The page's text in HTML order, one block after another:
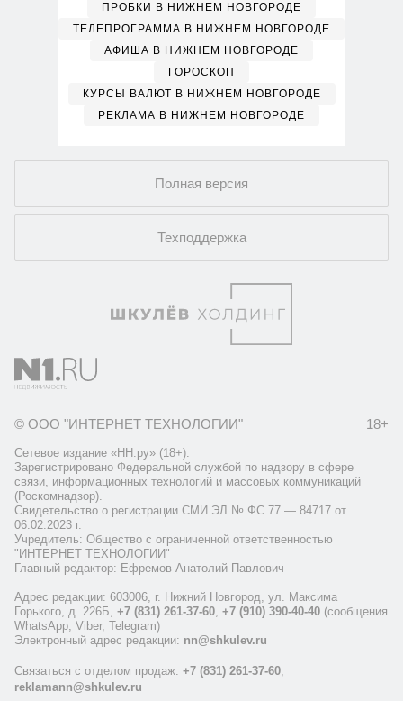
ПРОБКИ В НИЖНЕМ НОВГОРОДЕ
ТЕЛЕПРОГРАММА В НИЖНЕМ НОВГОРОДЕ
АФИША В НИЖНЕМ НОВГОРОДЕ
ГОРОСКОП
КУРСЫ ВАЛЮТ В НИЖНЕМ НОВГОРОДЕ
РЕКЛАМА В НИЖНЕМ НОВГОРОДЕ
Полная версия
Техподдержка
© ООО "ИНТЕРНЕТ ТЕХНОЛОГИИ" 18+
Сетевое издание «НН.ру» (18+).
Зарегистрировано Федеральной службой по надзору в сфере
связи, информационных технологий и массовых коммуникаций
(Роскомнадзор).
Свидетельство о регистрации СМИ ЭЛ № ФС 77 — 84717 от
06.02.2023 г.
Учредитель: Общество с ограниченной ответственностью
"ИНТЕРНЕТ ТЕХНОЛОГИИ"
Главный редактор: Ефремов Анатолий Павлович
Адрес редакции: 603006, г. Нижний Новгород, ул. Максима
Горького, д. 226Б, +7 (831) 261-37-60, +7 (910) 390-40-40 (сообщения
WhatsApp, Viber, Telegram)
Электронный адрес редакции: nn@shkulev.ru
Связаться с отделом продаж: +7 (831) 261-37-60,
reklamann@shkulev.ru